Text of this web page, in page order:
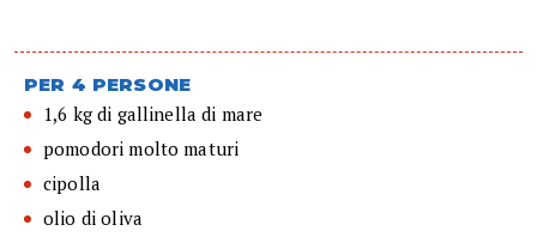
PER 4 PERSONE
1,6 kg di gallinella di mare
pomodori molto maturi
cipolla
olio di oliva